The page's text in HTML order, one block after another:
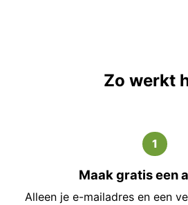
Zo werkt
1
Maak gratis een
Alleen je e-mailadres en een